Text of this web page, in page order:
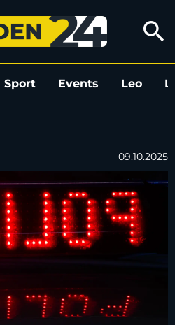
ohne
search
Sport Events Leo
09.10.2025